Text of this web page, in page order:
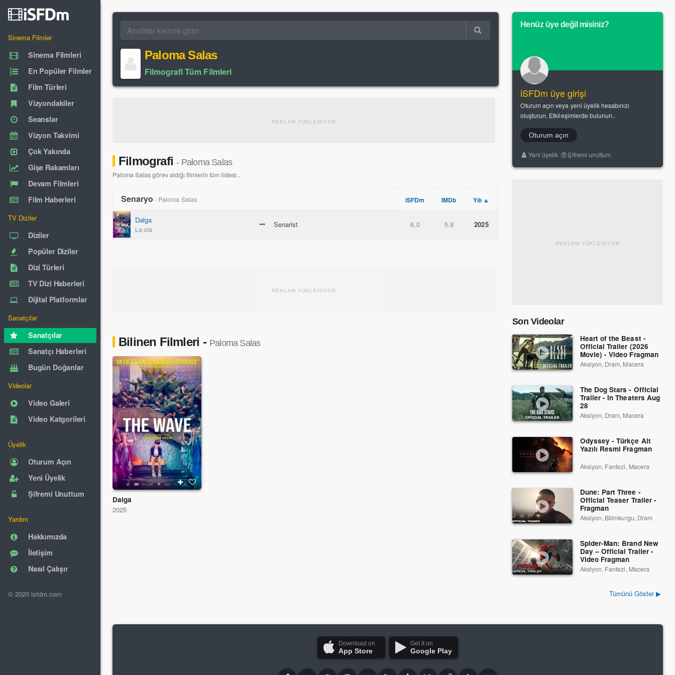
Sinema Filmler
Sinema Filmleri
En Popüler Filmler
Film Türleri
Vizyondakiler
Seanslar
Vizyon Takvimi
Çok Yakında
Gişe Rakamları
Devam Filmleri
Film Haberleri
TV Diziler
Diziler
Popüler Diziler
Dizi Türleri
TV Dizi Haberleri
Dijital Platformlar
Sanatçılar
Sanatçılar
Sanatçı Haberleri
Bugün Doğanlar
Videolar
Video Galeri
Video Katgorileri
Üyelik
Oturum Açın
Yeni Üyelik
Şifremi Unuttum
Yardım
Hakkımızda
İletişim
Nasıl Çalışır
© 2020 isfdm.com
Paloma Salas
Filmografi Tüm Filmleri
REKLAM YÜKLENİYOR
Filmografi- Paloma Salas
Paloma Salas görev aldığı filmlerin tüm listesi..
Senaryo - Paloma Salas iSFDm IMDb Yılı ▲
Dalga
La ola
Senarist 6.0 5.9 2025
REKLAM YÜKLENİYOR
Bilinen Filmleri - Paloma Salas
Dalga
2025
Henüz üye değil misiniz?
iSFDm üye girişi
Oturum açın veya yeni üyelik hesabınızı
oluşturun. Etkileşimlerde bulunun..
Oturum açın
Yeni üyelik Şifremi unuttum
REKLAM YÜKLENİYOR
Son Videolar
Heart of the Beast -
Official Trailer (2026
Movie) - Video Fragman
Aksiyon, Dram, Macera
The Dog Stars - Official
Trailer - In Theaters Aug
28
Aksiyon, Dram, Macera
Odyssey - Türkçe Alt
Yazılı Resmi Fragman
Aksiyon, Fantezi, Macera
Dune: Part Three -
Official Teaser Trailer -
Fragman
Aksiyon, Bilimkurgu, Dram
Spider-Man: Brand New
Day – Official Trailer -
Video Fragman
Aksiyon, Fantezi, Macera
Tümünü Göster ▶
Download on
App Store
Get it on
Google Play